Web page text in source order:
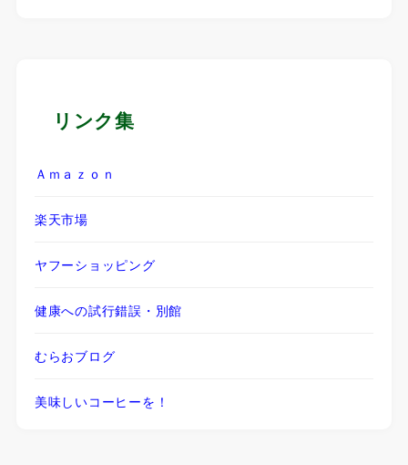
リンク集
Ａｍａｚｏｎ
楽天市場
ヤフーショッピング
健康への試行錯誤・別館
むらおブログ
美味しいコーヒーを！